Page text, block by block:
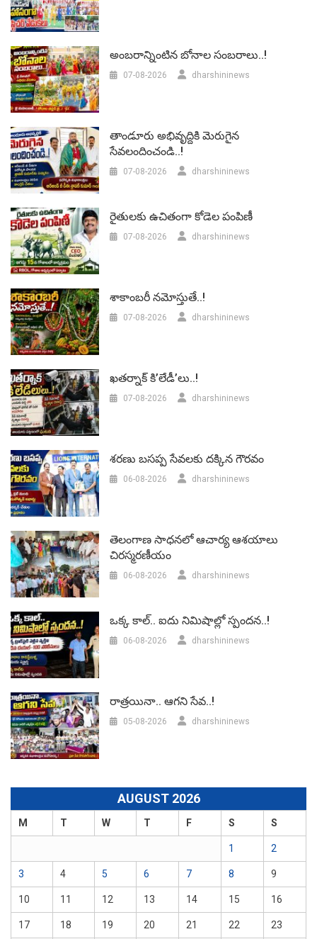
అంబరాన్నింటిన బోనాల సంబరాలు..!
07-08-2026 dharshininews
తాండూరు అభివృద్దికి మెరుగైన
సేవలందించండి..!
07-08-2026 dharshininews
రైతులకు ఉచితంగా కోడెల పంపిణీ
07-08-2026 dharshininews
శాకాంబరీ నమోస్తుతే..!
07-08-2026 dharshininews
ఖతర్నాక్ కి’లేడీ’లు..!
07-08-2026 dharshininews
శరణు బసప్ప సేవలకు దక్కిన గౌరవం
06-08-2026 dharshininews
తెలంగాణ సాధనలో ఆచార్య ఆశయాలు
చిరస్మరణీయం
06-08-2026 dharshininews
ఒక్క కాల్.. ఐదు నిమిషాల్లో స్పందన..!
06-08-2026 dharshininews
రాత్రయినా.. ఆగని సేవ..!
05-08-2026 dharshininews
AUGUST 2026
M T W T F S S
1 2
3 4 5 6 7 8 9
10 11 12 13 14 15 16
17 18 19 20 21 22 23